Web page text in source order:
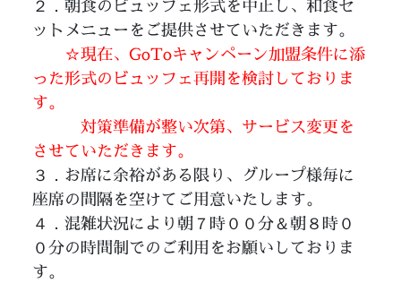
２．朝食のビュッフェ形式を中止し、和食セ
ットメニューをご提供させていただきます。
☆現在、GoToキャンペーン加盟条件に添
った形式のビュッフェ再開を検討しておりま
す。
対策準備が整い次第、サービス変更を
させていただきます。
３．お席に余裕がある限り、グループ様毎に
座席の間隔を空けてご用意いたします。
４．混雑状況により朝７時００分＆朝８時０
０分の時間制でのご利用をお願いしておりま
す。